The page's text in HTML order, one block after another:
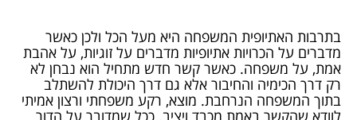
בתרבות האתיופית המשפחה היא מעל הכל ולכן כאשר
מדברים על הכרויות אתיופיות מדברים על זוגיות, על אהבת
אמת, על משפחה. כאשר קשר חדש מתחיל הוא נבחן לא
רק דרך הכימיה והחיבור אלא גם דרך היכולת להשתלב
בתוך המשפחה הנרחבת. מוצא, רקע משפחתי ורצון אמיתי